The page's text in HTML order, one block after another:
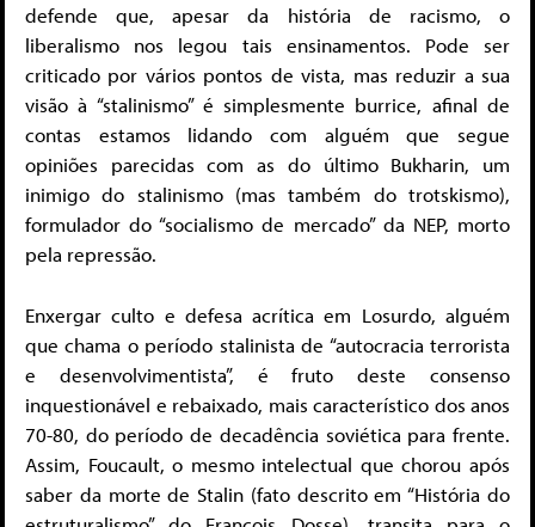
defende que, apesar da história de racismo, o
liberalismo nos legou tais ensinamentos. Pode ser
criticado por vários pontos de vista, mas reduzir a sua
visão à “stalinismo” é simplesmente burrice, afinal de
contas estamos lidando com alguém que segue
opiniões parecidas com as do último Bukharin, um
inimigo do stalinismo (mas também do trotskismo),
formulador do “socialismo de mercado” da NEP, morto
pela repressão.
Enxergar culto e defesa acrítica em Losurdo, alguém
que chama o período stalinista de “autocracia terrorista
e desenvolvimentista”, é fruto deste consenso
inquestionável e rebaixado, mais característico dos anos
70-80, do período de decadência soviética para frente.
Assim, Foucault, o mesmo intelectual que chorou após
saber da morte de Stalin (fato descrito em “História do